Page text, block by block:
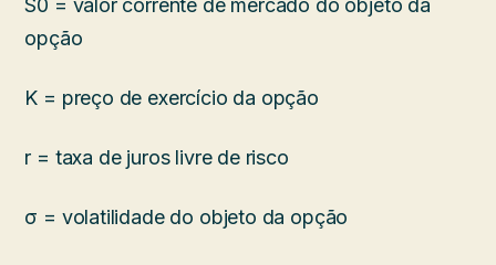
opção
K = preço de exercício da opção
r = taxa de juros livre de risco
σ = volatilidade do objeto da opção